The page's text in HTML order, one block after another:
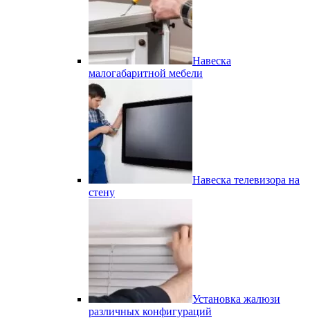
Навеска
малогабаритной мебели
Навеска телевизора на
стену
Установка жалюзи
различных конфигураций